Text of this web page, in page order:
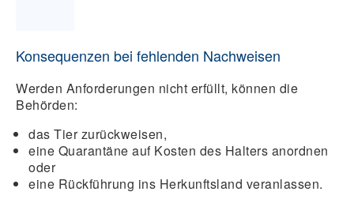
Konsequenzen bei fehlenden Nachweisen
Werden Anforderungen nicht erfüllt, können die
Behörden:
das Tier zurückweisen,
eine Quarantäne auf Kosten des Halters anordnen
oder
eine Rückführung ins Herkunftsland veranlassen.